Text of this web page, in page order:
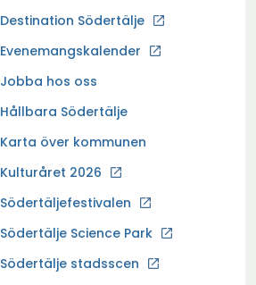
Destination Södertälje
Ö
p
n
a
y
t
f
ö
Evenemangskalender
Jobba hos oss
Ö
p
n
a
y
t
Hållbara Södertälje
Karta över kommunen
Kulturåret 2026
Södertäljefestivalen
Södertälje Science Park
Ö
p
Södertälje stadsscen